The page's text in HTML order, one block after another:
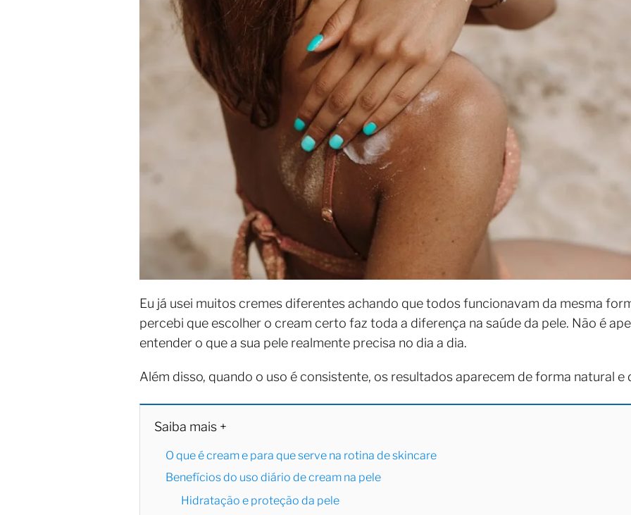
Eu já usei muitos cremes diferentes achando que todos funcionavam da mesma
percebi que escolher o cream certo faz toda a diferença na saúde da pele. Não é
entender o que a sua pele realmente precisa no dia a dia.
Além disso, quando o uso é consistente, os resultados aparecem de forma natural e
Saiba mais +
O que é cream e para que serve na rotina de skincare
Benefícios do uso diário de cream na pele
Hidratação e proteção da pele